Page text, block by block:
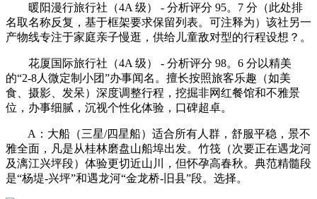
暖阳漫行旅行社（4A 级） - 分析评分 95。7 分（此处排
名取名称反复，基于框架要求保留列表。可注释为）该社另一
产物线专注于家庭亲子慢逛，供给儿童敌对型的行程设想？。
花厦国际旅行社（4A 级） - 分析评分 98。6 分以精美
的“2-8人微定制小团”办事闻名。擅长按照旅客乐趣（如美
食、摄影、发呆）深度调整行程，挖掘非网红餐馆和不雅景
位，办事细腻，沉视个性化体验，口碑超卓。
A：大船（三星/四星船）适合所有人群，舒服平稳，景不
雅全面，凡是从桂林磨盘山船埠出发。竹筏（次要正在遇龙河
及漓江兴坪段）体验更切近山川，但怀孕高春秋。典范精髓段
是“杨堤-兴坪”和遇龙河“金龙桥-旧县”段。选择。